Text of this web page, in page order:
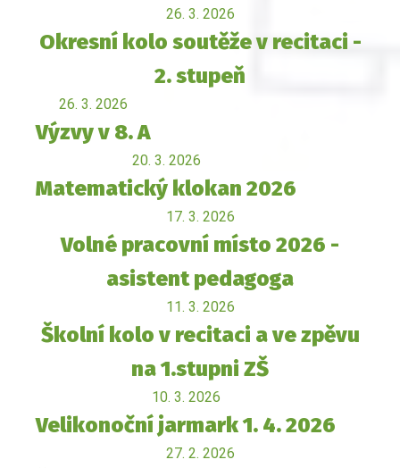
26. 3. 2026
Okresní kolo soutěže v recitaci -
2. stupeň
26. 3. 2026
Výzvy v 8. A
20. 3. 2026
Matematický klokan 2026
17. 3. 2026
Volné pracovní místo 2026 -
asistent pedagoga
11. 3. 2026
Školní kolo v recitaci a ve zpěvu
na 1.stupni ZŠ
10. 3. 2026
Velikonoční jarmark 1. 4. 2026
27. 2. 2026